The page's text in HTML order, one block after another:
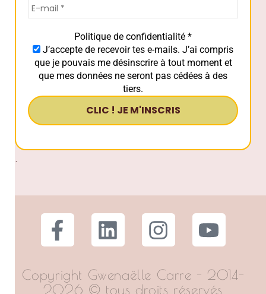
Politique de confidentialité *
J’accepte de recevoir tes e-mails. J’ai compris
que je pouvais me désinscrire à tout moment et
que mes données ne seront pas cédées à des
tiers.
.
Copyright Gwenaëlle Carre - 2014-
2026 © tous droits réservés